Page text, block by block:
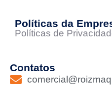
Políticas da
Políticas de
Contatos